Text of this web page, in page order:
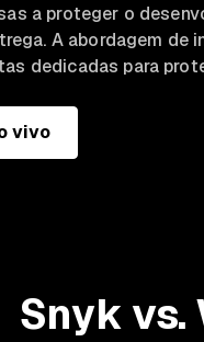
a proteger o
A abordagem de
dedicadas para
vivo
Snyk vs.